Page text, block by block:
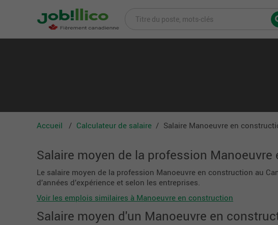
Accueil Calculateur de salaire Salaire Manoeuvre en
Salaire moyen de la profession
Le salaire moyen de la profession Manoeuvre en construction au
d’années d’expérience et selon les entreprises.
Voir les emplois similaires à Manoeuvre en construction
Salaire moyen d'un Manoeuvre en